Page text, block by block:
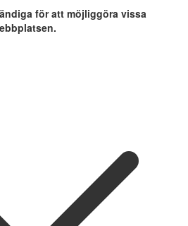
för att möjliggöra vissa